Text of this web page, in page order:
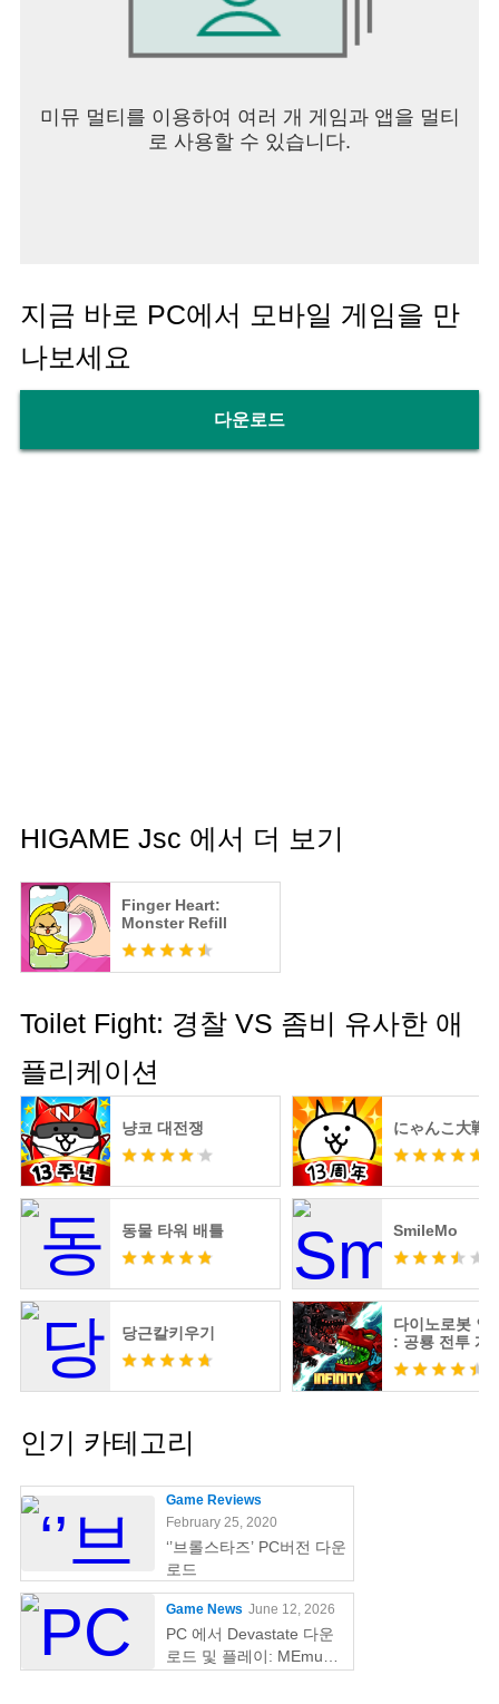
미뮤 멀티를 이용하여 여러 개 게임과 앱을 멀티
로 사용할 수 있습니다.
지금 바로 PC에서 모바일 게임을 만
나보세요
다운로드
HIGAME Jsc 에서 더 보기
Finger Heart:
Monster Refill
Toilet Fight: 경찰 VS 좀비 유사한 애
플리케이션
냥코 대전쟁 にゃんこ大戦
동물 타워 배틀 SmileMo
당근칼키우기
다이노로봇 인
: 공룡 전투 게
스 변신
인기 카테고리
Game Reviews
February 25, 2020
‘’브롤스타즈’ PC버전 다운
로드
Game News June 12, 2026
PC 에서 Devastate 다운
로드 및 플레이: MEmu